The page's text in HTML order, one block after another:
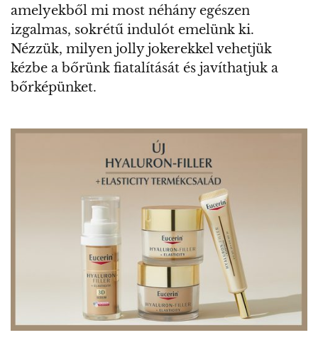
amelyekből mi most néhány egészen
izgalmas, sokrétű indulót emelünk ki.
Nézzük, milyen jolly jokerekkel vehetjük
kézbe a bőrünk fiatalítását és javíthatjuk a
bőrképünket.